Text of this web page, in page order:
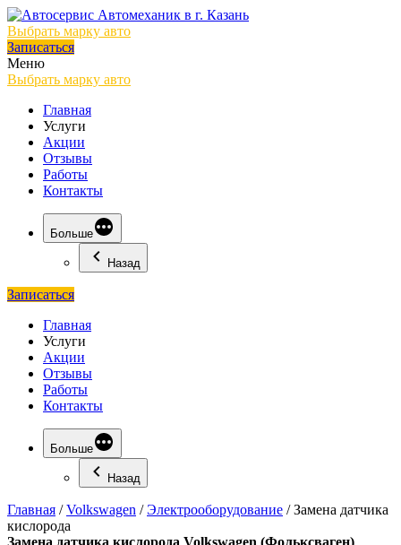
Выбрать марку авто
Записаться
Меню
Выбрать марку авто
Главная
Услуги
Акции
Отзывы
Работы
Контакты
Больше
Назад
Записаться
Главная
Услуги
Акции
Отзывы
Работы
Контакты
Больше
Назад
Главная /Volkswagen /Электрооборудование /Замена датчика
кислорода
Замена датчика кислорода Volkswagen (Фольксваген)